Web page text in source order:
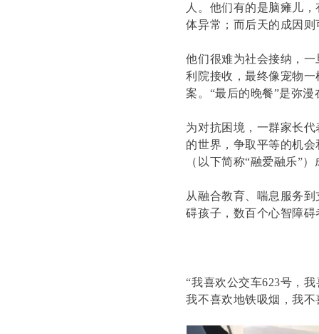
人。他们有的是脑瘫儿
体异常；而后天的成因
他们很难为社会接纳，
利院接收，最终像宠物
案。“最后的晚餐”是弥
为对抗困境，一群家长
的世界，争取平等的机
（以下简称“融爱融乐”
从融合教育、喘息服务
碍孩子，数百个心智障
“我喜欢公交车623号，
我不喜欢地铁吸烟，我